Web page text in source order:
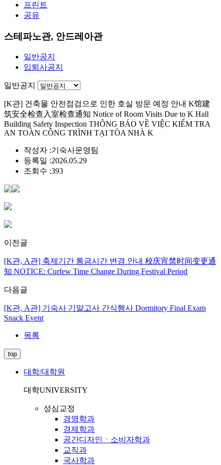
프린트
공유
스테파노관, 안드레아관
일반공지
입퇴사공지
일반공지
[K관] 건축물 안전점검으로 인한 호실 방문 예정 안내 K馆建
筑安全检查入室检查通知 Notice of Room Visits Due to K Hall
Building Safety Inspection THÔNG BÁO VỀ VIỆC KIỂM TRA
AN TOÀN CÔNG TRÌNH TẠI TÒA NHÀ K
작성자 :기숙사운영팀
등록일 :2026.05.29
조회수 :393
이전글
[K관, A관] 축제기간 통금시간 변경 안내 校庆宵禁时间变更通
知 NOTICE: Curfew Time Change During Festival Period
다음글
[K관, A관] 기숙사 기말고사 간식행사 Dormitory Final Exam
Snack Event
목록
top
대학/대학원
대학UNIVERSITY
성심교정
경영학과
경제학과
공간디자인ㆍ소비자학과
교직과
국사학과